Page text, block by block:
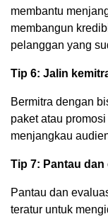
membantu
membangun
pelanggan yang
Tip 6: Jalin
Bermitra dengan
paket atau
menjangkau
Tip 7: Pantau dan
Pantau dan
teratur untuk